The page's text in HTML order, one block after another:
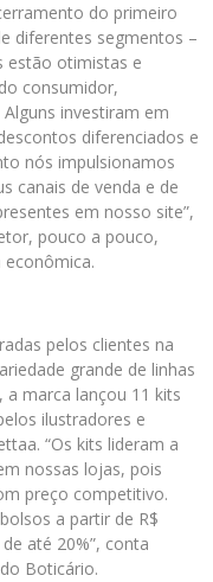
do primeiro
diferentes segmentos –
estão otimistas e
consumidor,
investiram em
diferenciados e
nós impulsionamos
canais de venda e de
em nosso site”,
pouco a pouco,
pelos clientes na
grande de linhas
marca lançou 11 kits
ilustradores e
“Os kits lideram a
nossas lojas, pois
preço competitivo.
a partir de R$
até 20%”, conta
Boticário.